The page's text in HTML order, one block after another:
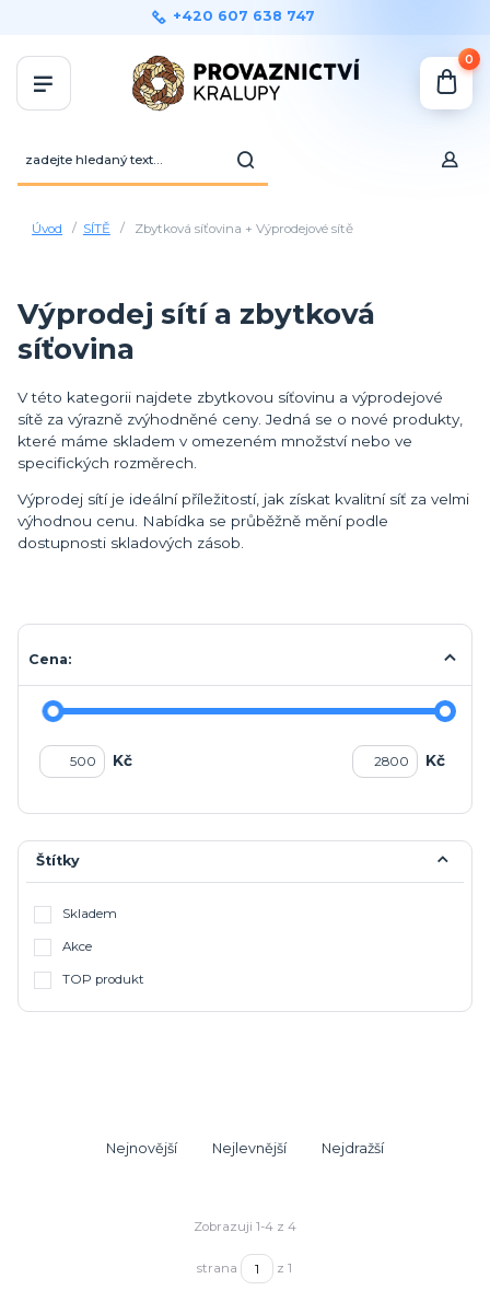
+420 607 638 747
0
Úvod SÍTĚ Zbytková síťovina + Výprodejové sítě
Výprodej sítí a zbytková
síťovina
V této kategorii najdete zbytkovou síťovinu a výprodejové
sítě za výrazně zvýhodněné ceny. Jedná se o nové produkty,
které máme skladem v omezeném množství nebo ve
specifických rozměrech.
Výprodej sítí je ideální příležitostí, jak získat kvalitní síť za velmi
výhodnou cenu. Nabídka se průběžně mění podle
dostupnosti skladových zásob.
Cena:
Kč Kč
Štítky
Skladem
Akce
TOP produkt
Nejnovější Nejlevnější Nejdražší
Zobrazuji 1-4 z 4
strana z 1